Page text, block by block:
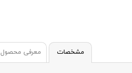
مشخصات معرفی محصول